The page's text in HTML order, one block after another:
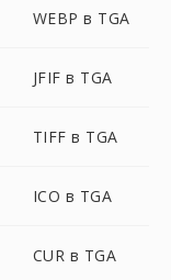
WEBP в TGA
JFIF в TGA
TIFF в TGA
ICO в TGA
CUR в TGA